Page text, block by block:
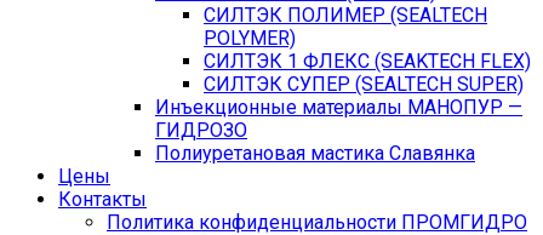
СИЛТЭК ПОЛИМЕР (SEALTECH
POLYMER)
СИЛТЭК 1 ФЛЕКС (SEAKTECH FLEX)
СИЛТЭК СУПЕР (SEALTECH SUPER)
Инъекционные материалы МАНОПУР —
ГИДРОЗО
Полиуретановая мастика Славянка
Цены
Контакты
Политика конфиденциальности ПРОМГИДРО